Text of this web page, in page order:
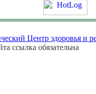
Центр здоровья и
ссылка обязательна